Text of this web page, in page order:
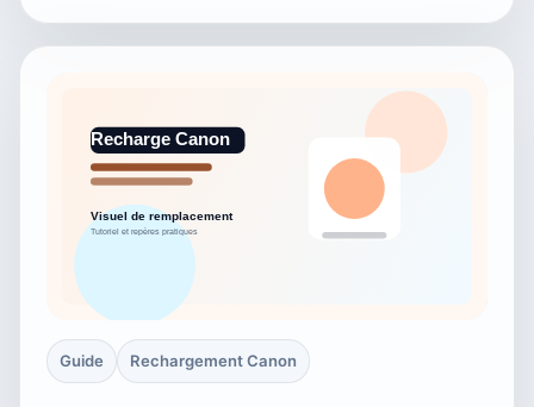
Guide Rechargement Canon